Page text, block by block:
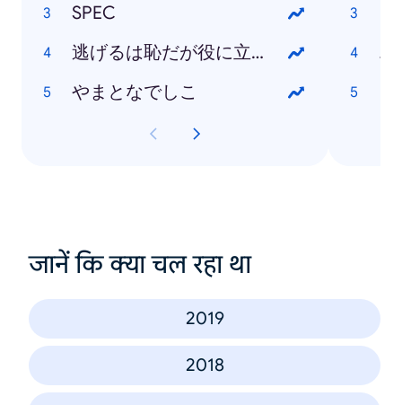
SPEC
逃げるは恥だが役に立つ
やまとなでしこ
エ
जानें कि क्या चल रहा था
2019
2018